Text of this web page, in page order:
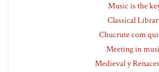
Music is the
Classical
Chucrute com
Meeting in
Medieval y